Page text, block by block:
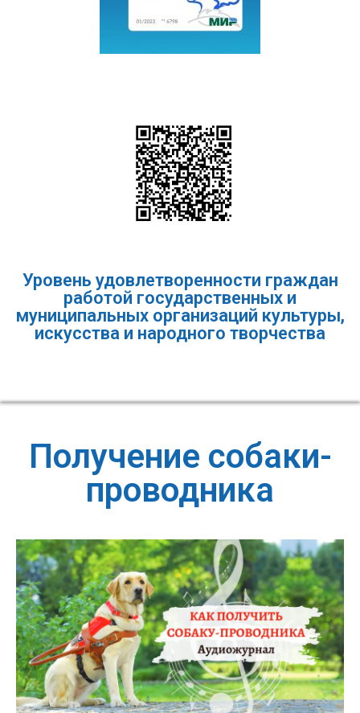
Уровень удовлетворенности граждан
работой государственных и
муниципальных организаций культуры,
искусства и народного творчества
Получение собаки-
проводника